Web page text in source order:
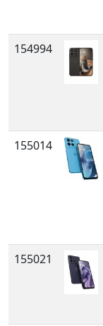
154994
155014
155021